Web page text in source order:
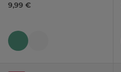
9,99 €